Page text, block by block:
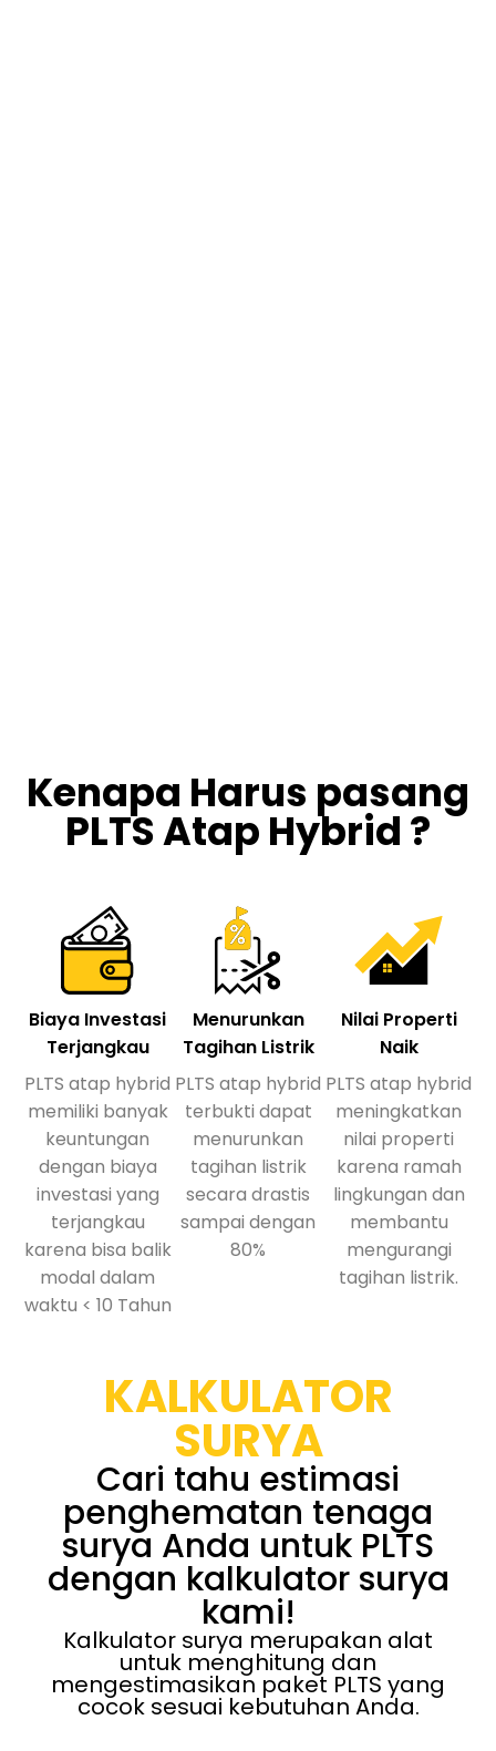
Kenapa Harus pasang
PLTS Atap Hybrid ?
Biaya Investasi
Terjangkau
PLTS atap hybrid
memiliki banyak
keuntungan
dengan biaya
investasi yang
terjangkau
karena bisa balik
modal dalam
waktu < 10 Tahun
Menurunkan
Tagihan Listrik
PLTS atap hybrid
terbukti dapat
menurunkan
tagihan listrik
secara drastis
sampai dengan
80%
Nilai Properti
Naik
PLTS atap hybrid
meningkatkan
nilai properti
karena ramah
lingkungan dan
membantu
mengurangi
tagihan listrik.
KALKULATOR
SURYA
Cari tahu estimasi
penghematan tenaga
surya Anda untuk PLTS
dengan kalkulator surya
kami!
Kalkulator surya merupakan alat
untuk menghitung dan
mengestimasikan paket PLTS yang
cocok sesuai kebutuhan Anda.